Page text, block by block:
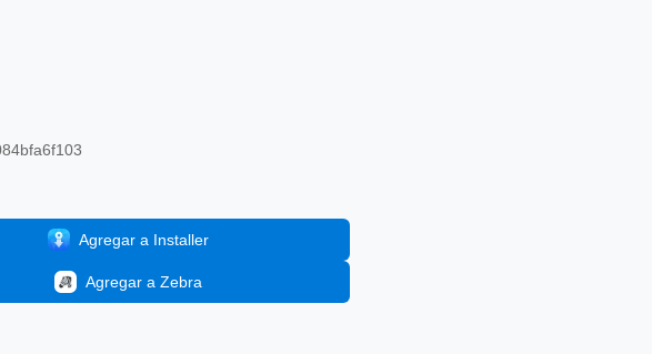
Agregar a Installer
Agregar a Zebra